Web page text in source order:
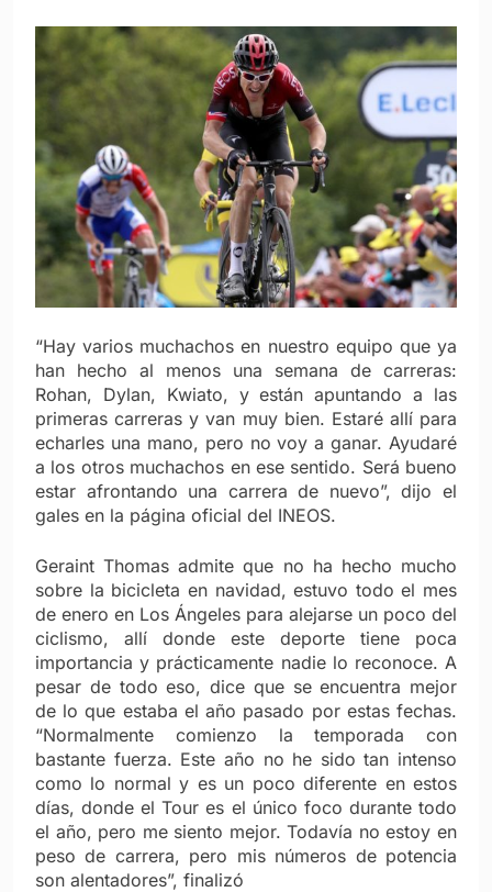
“Hay varios muchachos en nuestro equipo que ya
han hecho al menos una semana de carreras:
Rohan, Dylan, Kwiato, y están apuntando a las
primeras carreras y van muy bien. Estaré allí para
echarles una mano, pero no voy a ganar. Ayudaré
a los otros muchachos en ese sentido. Será bueno
estar afrontando una carrera de nuevo”, dijo el
gales en la página oficial del INEOS.
Geraint Thomas admite que no ha hecho mucho
sobre la bicicleta en navidad, estuvo todo el mes
de enero en Los Ángeles para alejarse un poco del
ciclismo, allí donde este deporte tiene poca
importancia y prácticamente nadie lo reconoce. A
pesar de todo eso, dice que se encuentra mejor
de lo que estaba el año pasado por estas fechas.
“Normalmente comienzo la temporada con
bastante fuerza. Este año no he sido tan intenso
como lo normal y es un poco diferente en estos
días, donde el Tour es el único foco durante todo
el año, pero me siento mejor. Todavía no estoy en
peso de carrera, pero mis números de potencia
son alentadores”, finalizó